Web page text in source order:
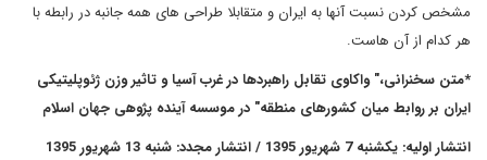
مشخص کردن نسبت آنها به ایران و متقابلا طراحی های همه جانبه در رابطه با
هر کدام از آن هاست.
*متن سخنرانی،" واکاوی تقابل راهبردها در غرب آسیا و تاثیر وزن ژئوپلیتیکی
ایران بر روابط میان کشورهای منطقه" در موسسه آینده پژوهی جهان اسلام
انتشار اولیه: یکشنبه 7 شهریور 1395 / انتشار مجدد: شنبه 13 شهریور 1395